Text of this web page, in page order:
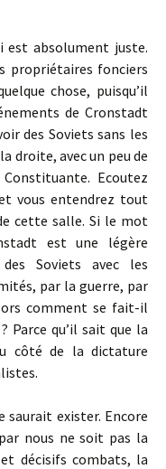
est absolument juste.
propriétaires fonciers
chose, puisqu’il
de Cronstadt
des Soviets sans les
droite, avec un peu de
Ecoutez
vous entendrez tout
cette salle. Si le mot
est une légère
Soviets avec les
par la guerre, par
comment se fait-il
Parce qu’il sait que la
côté de la dictature
exister. Encore
nous ne soit pas la
décisifs combats, la